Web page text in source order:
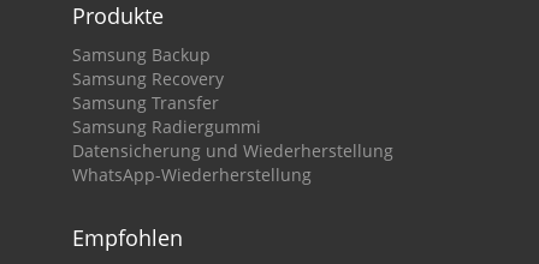
Produkte
Samsung Backup
Samsung Recovery
Samsung Transfer
Samsung Radiergummi
Datensicherung und Wiederherstellung
WhatsApp-Wiederherstellung
Empfohlen